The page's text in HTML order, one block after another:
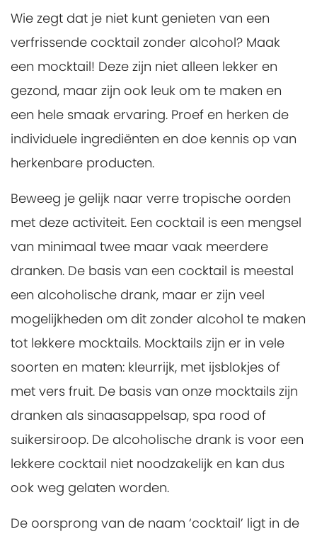
Wie zegt dat je niet kunt genieten van een
verfrissende cocktail zonder alcohol? Maak
een mocktail! Deze zijn niet alleen lekker en
gezond, maar zijn ook leuk om te maken en
een hele smaak ervaring. Proef en herken de
individuele ingrediënten en doe kennis op van
herkenbare producten.
Beweeg je gelijk naar verre tropische oorden
met deze activiteit. Een cocktail is een mengsel
van minimaal twee maar vaak meerdere
dranken. De basis van een cocktail is meestal
een alcoholische drank, maar er zijn veel
mogelijkheden om dit zonder alcohol te maken
tot lekkere mocktails. Mocktails zijn er in vele
soorten en maten: kleurrijk, met ijsblokjes of
met vers fruit. De basis van onze mocktails zijn
dranken als sinaasappelsap, spa rood of
suikersiroop. De alcoholische drank is voor een
lekkere cocktail niet noodzakelijk en kan dus
ook weg gelaten worden.
De oorsprong van de naam ‘cocktail’ ligt in de